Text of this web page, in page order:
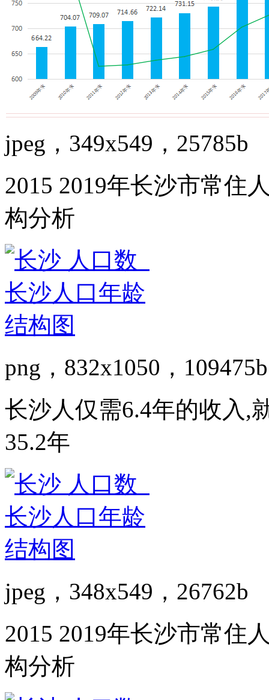
jpeg，349x549，25785b
2015 2019年长沙市常住
构分析
png，832x1050，109475b
长沙人仅需6.4年的收入,
35.2年
jpeg，348x549，26762b
2015 2019年长沙市常住
构分析